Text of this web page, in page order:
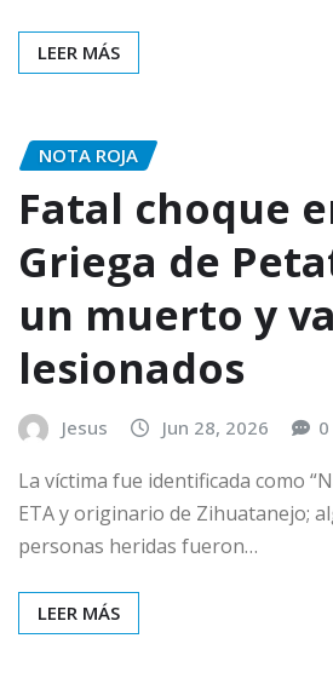
LEER MÁS
NOTA ROJA
Fatal choque
Griega de
un muerto y
lesionados
Jesus Jun 28, 2026 0
La víctima fue identificada como
ETA y originario de Zihuatanejo;
personas heridas fueron…
LEER MÁS